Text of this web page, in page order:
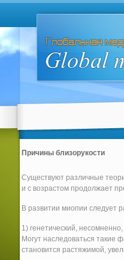
Причины близорукости
Существуют различные
и с возрастом продолжает
В развитии миопии следует
1) генетический,
Могут наследоваться такие
становится растяжимой,